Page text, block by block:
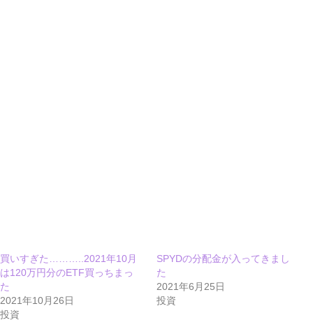
買いすぎた………..2021年10月
は120万円分のETF買っちまっ
た
2021年10月26日
投資
SPYDの分配金が入ってきまし
た
2021年6月25日
投資